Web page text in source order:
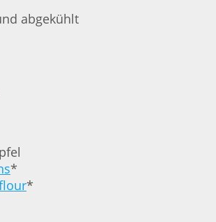
abgekühlt
*
*